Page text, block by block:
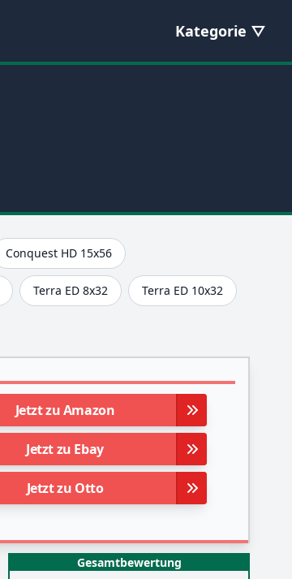
Kategorie
Conquest HD 15x56
Terra ED 8x32 Terra ED 10x32
Jetzt zu Amazon
Jetzt zu Ebay
Jetzt zu Otto
Gesamtbewertung